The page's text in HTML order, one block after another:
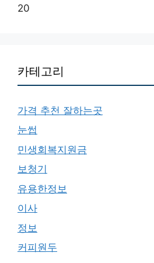
20
카테고리
가격 추천 잘하는곳
눈썹
민생회복지원금
보청기
유용한정보
이사
정보
커피원두